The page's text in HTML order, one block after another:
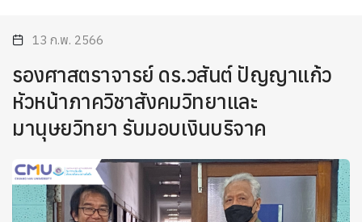
13 ก.พ. 2566
รองศาสตราจารย์ ดร.วสันต์ ปัญญาแก้ว
หัวหน้าภาควิชาสังคมวิทยาและ
มานุษยวิทยา รับมอบเงินบริจาค